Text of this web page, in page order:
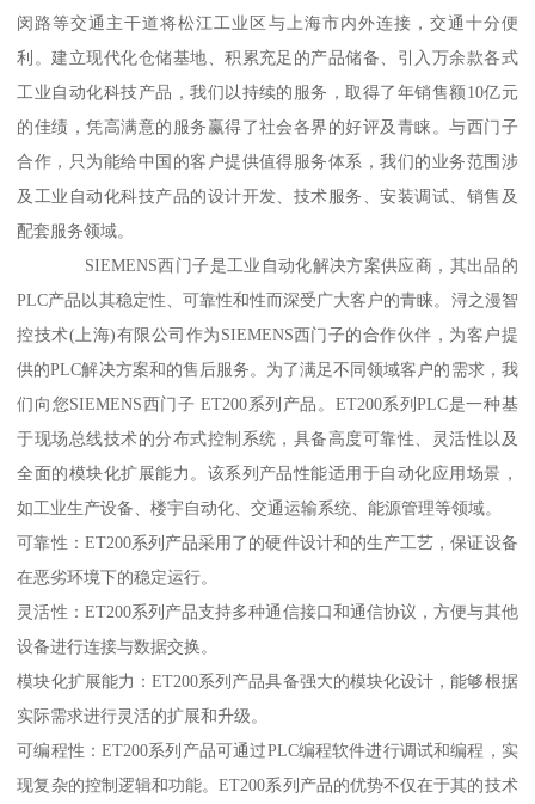
闵路等交通主干道将松江工业区与上海市内外连接，交通十分便
利。建立现代化仓储基地、积累充足的产品储备、引入万余款各式
工业自动化科技产品，我们以持续的服务，取得了年销售额10亿元
的佳绩，凭高满意的服务赢得了社会各界的好评及青睐。与西门子
合作，只为能给中国的客户提供值得服务体系，我们的业务范围涉
及工业自动化科技产品的设计开发、技术服务、安装调试、销售及
配套服务领域。
SIEMENS西门子是工业自动化解决方案供应商，其出品的
PLC产品以其稳定性、可靠性和性而深受广大客户的青睐。浔之漫智
控技术(上海)有限公司作为SIEMENS西门子的合作伙伴，为客户提
供的PLC解决方案和的售后服务。为了满足不同领域客户的需求，我
们向您SIEMENS西门子 ET200系列产品。ET200系列PLC是一种基
于现场总线技术的分布式控制系统，具备高度可靠性、灵活性以及
全面的模块化扩展能力。该系列产品性能适用于自动化应用场景，
如工业生产设备、楼宇自动化、交通运输系统、能源管理等领域。
可靠性：ET200系列产品采用了的硬件设计和的生产工艺，保证设备
在恶劣环境下的稳定运行。
灵活性：ET200系列产品支持多种通信接口和通信协议，方便与其他
设备进行连接与数据交换。
模块化扩展能力：ET200系列产品具备强大的模块化设计，能够根据
实际需求进行灵活的扩展和升级。
可编程性：ET200系列产品可通过PLC编程软件进行调试和编程，实
现复杂的控制逻辑和功能。ET200系列产品的优势不仅在于其的技术